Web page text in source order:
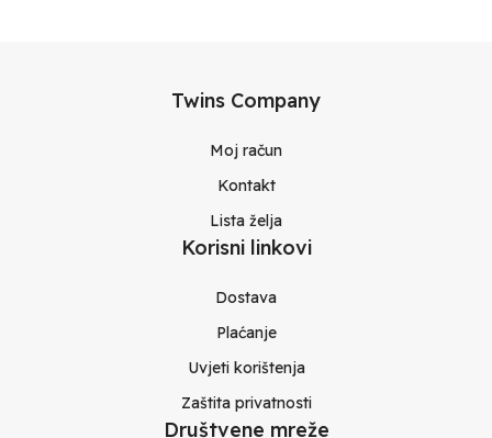
Twins Company
Moj račun
Kontakt
Lista želja
Korisni linkovi
Dostava
Plaćanje
Uvjeti korištenja
Zaštita privatnosti
Društvene mreže